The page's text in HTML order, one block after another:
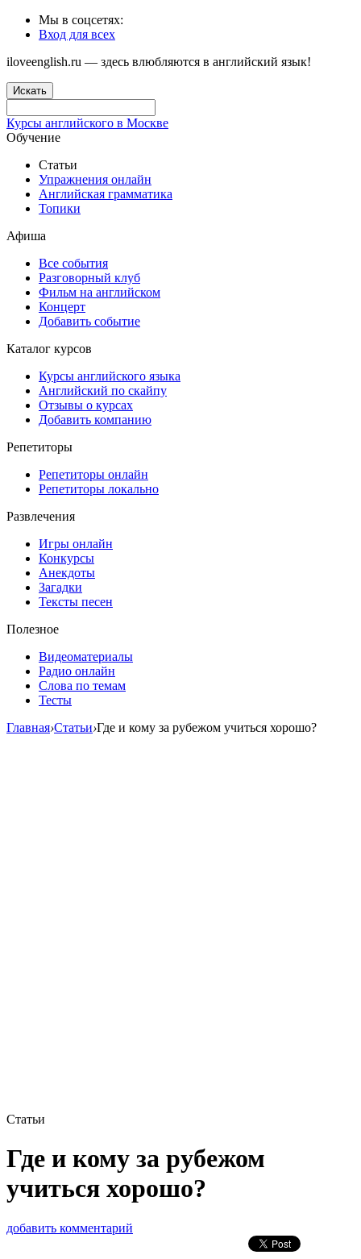
Мы в соцсетях:
Вход для всех
iloveenglish.ru — здесь влюбляются в английский язык!
Искать
Курсы английского в Москве
Обучение
Статьи
Упражнения онлайн
Английская грамматика
Топики
Афиша
Все события
Разговорный клуб
Фильм на английском
Концерт
Добавить событие
Каталог курсов
Курсы английского языка
Английский по скайпу
Отзывы о курсах
Добавить компанию
Репетиторы
Репетиторы онлайн
Репетиторы локально
Развлечения
Игры онлайн
Конкурсы
Анекдоты
Загадки
Тексты песен
Полезное
Видеоматериалы
Радио онлайн
Слова по темам
Тесты
Главная›Статьи›Где и кому за рубежом учиться хорошо?
Статьи
Где и кому за рубежом
учиться хорошо?
добавить комментарий